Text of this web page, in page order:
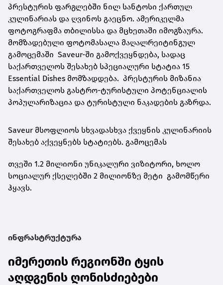
პრესტურის ფარგლებში ნილ სანტოსი ქართულ
კულინარიას და ღვინოს გაეცნო. ამერიკელმა
ფოტოგრაფმა თბილისსა და მცხეთაში იმოგზაურა.
მომზადებული ფოტომასალა მაღალრეიტინგულ
გამოცემაში Saveur-ში გამოქვეყნდება, სადაც
საქართველოს შესახებ სპეციალური სტატია 15
Essential Dishes მომზადდება. პრესტურის მიზანია
საქართველოს გასტრო-ტურისტული პოტენციალის
პოპულარიზაცია და ტურისტული ნაკადების გაზრდა.
Saveur მსოფლიოს სხვადასხვა ქვეყნის კულინარიის
შესახებ აქვეყნებს სტატიებს. გამოცემას
თვეში 1.2 მილიონი უნიკალური ვიზიტორი, ხოლო
სოციალურ ქსელებში 2 მილიონზე მეტი გამომწერი
ჰყავს.
ინფრასტრუქტურა
იმერეთის რეგიონში ტყის
აღდგენის ღონისძიებები